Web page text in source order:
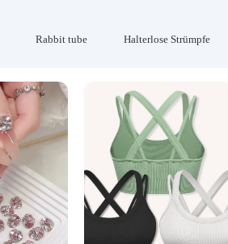
Rabbit tube Halterlose Strümpfe